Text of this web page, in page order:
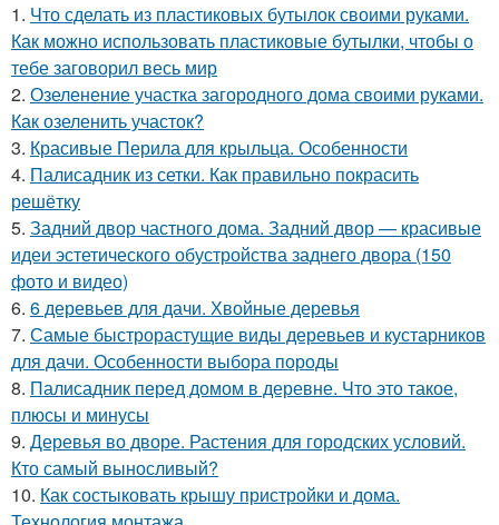
1. Что сделать из пластиковых бутылок своими руками.
Как можно использовать пластиковые бутылки, чтобы о
тебе заговорил весь мир
2. Озеленение участка загородного дома своими руками.
Как озеленить участок?
3. Красивые Перила для крыльца. Особенности
4. Палисадник из сетки. Как правильно покрасить
решётку
5. Задний двор частного дома. Задний двор — красивые
идеи эстетического обустройства заднего двора (150
фото и видео)
6. 6 деревьев для дачи. Хвойные деревья
7. Самые быстрорастущие виды деревьев и кустарников
для дачи. Особенности выбора породы
8. Палисадник перед домом в деревне. Что это такое,
плюсы и минусы
9. Деревья во дворе. Растения для городских условий.
Кто самый выносливый?
10. Как состыковать крышу пристройки и дома.